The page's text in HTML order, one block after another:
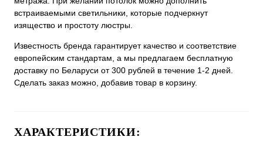
встраиваемыми светильники, которые подчеркнут
изящество и простоту люстры.
Известность бренда гарантирует качество и соответствие
европейским стандартам, а мы предлагаем бесплатную
доставку по Беларуси от 300 рублей в течение 1-2 дней.
Сделать заказ можно, добавив товар в корзину.
ХАРАКТЕРИСТИКИ: